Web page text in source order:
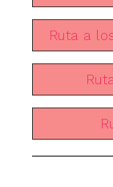
Ruta a